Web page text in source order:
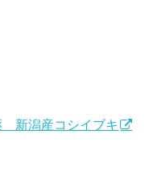
新潟産コシイブキ